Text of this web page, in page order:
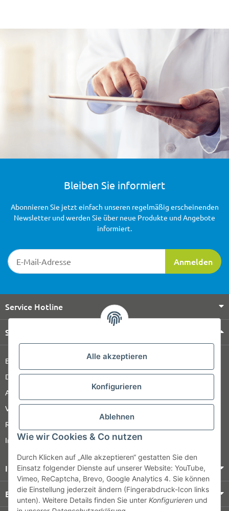
Alle akzeptieren
Konfigurieren
Ablehnen
Wie wir Cookies & Co nutzen
Durch Klicken auf „Alle akzeptieren“ gestatten Sie den
Einsatz folgender Dienste auf unserer Website: YouTube,
Vimeo, ReCaptcha, Brevo, Google Analytics 4. Sie können
die Einstellung jederzeit ändern (Fingerabdruck-Icon links
unten). Weitere Details finden Sie unter Konfigurieren und
Bleiben Sie informiert
Newsletter-Registrierung
Anmelden
Abonnieren Sie jetzt einfach unseren regelmäßig erscheinenden
Newsletter und werden Sie über neue Produkte und Angebote
informiert.
Service Hotline
Shop Service
Barrierefreiheitserklärung
Datenschutz
AGB
Versandinformationen
Retour
Impressum
Informationen
Bezahlung & Versand